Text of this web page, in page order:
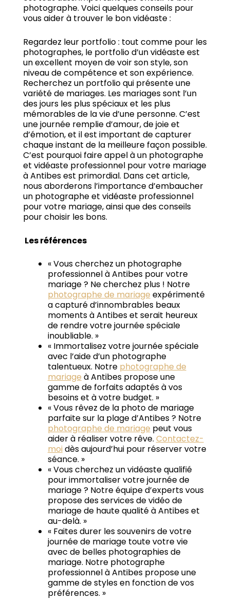
photographe. Voici quelques conseils pour
vous aider à trouver le bon vidéaste :
Regardez leur portfolio : tout comme pour les
photographes, le portfolio d’un vidéaste est
un excellent moyen de voir son style, son
niveau de compétence et son expérience.
Recherchez un portfolio qui présente une
variété de mariages. Les mariages sont l’un
des jours les plus spéciaux et les plus
mémorables de la vie d’une personne. C’est
une journée remplie d’amour, de joie et
d’émotion, et il est important de capturer
chaque instant de la meilleure façon possible.
C’est pourquoi faire appel à un photographe
et vidéaste professionnel pour votre mariage
à Antibes est primordial. Dans cet article,
nous aborderons l’importance d’embaucher
un photographe et vidéaste professionnel
pour votre mariage, ainsi que des conseils
pour choisir les bons.
Les références
« Vous cherchez un photographe
professionnel à Antibes pour votre
mariage ? Ne cherchez plus ! Notre
photographe de mariage expérimenté
a capturé d’innombrables beaux
moments à Antibes et serait heureux
de rendre votre journée spéciale
inoubliable. »
« Immortalisez votre journée spéciale
avec l’aide d’un photographe
talentueux. Notre photographe de
mariage à Antibes propose une
gamme de forfaits adaptés à vos
besoins et à votre budget. »
« Vous rêvez de la photo de mariage
parfaite sur la plage d’Antibes ? Notre
photographe de mariage peut vous
aider à réaliser votre rêve. Contactez-
moi dès aujourd’hui pour réserver votre
séance. »
« Vous cherchez un vidéaste qualifié
pour immortaliser votre journée de
mariage ? Notre équipe d’experts vous
propose des services de vidéo de
mariage de haute qualité à Antibes et
au-delà. »
« Faites durer les souvenirs de votre
journée de mariage toute votre vie
avec de belles photographies de
mariage. Notre photographe
professionnel à Antibes propose une
gamme de styles en fonction de vos
préférences. »